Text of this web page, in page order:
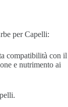
per Capelli:
compatibilità con il
e nutrimento ai